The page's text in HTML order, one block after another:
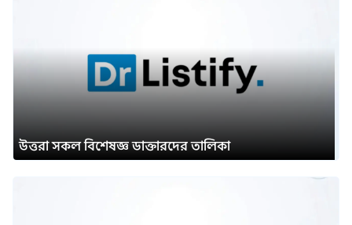
উত্তরা সকল বিশেষজ্ঞ ডাক্তারদের তালিকা